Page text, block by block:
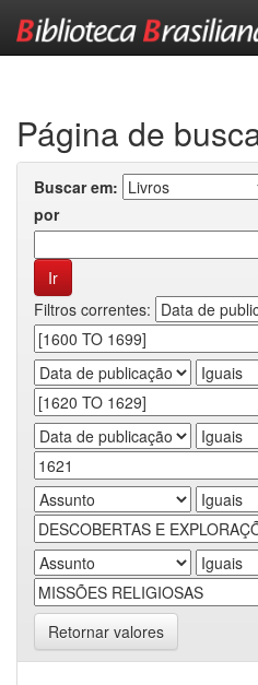
Página de
Buscar em:
por
Filtros correntes:
Retornar valores